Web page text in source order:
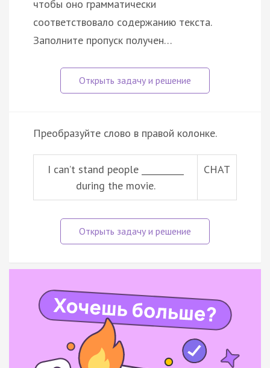
чтобы оно грамматически
соответствовало содержанию текста.
Заполните пропуск получен…
Преобразуйте слово в правой колонке.
I can’t stand people __________
during the movie.
CHAT